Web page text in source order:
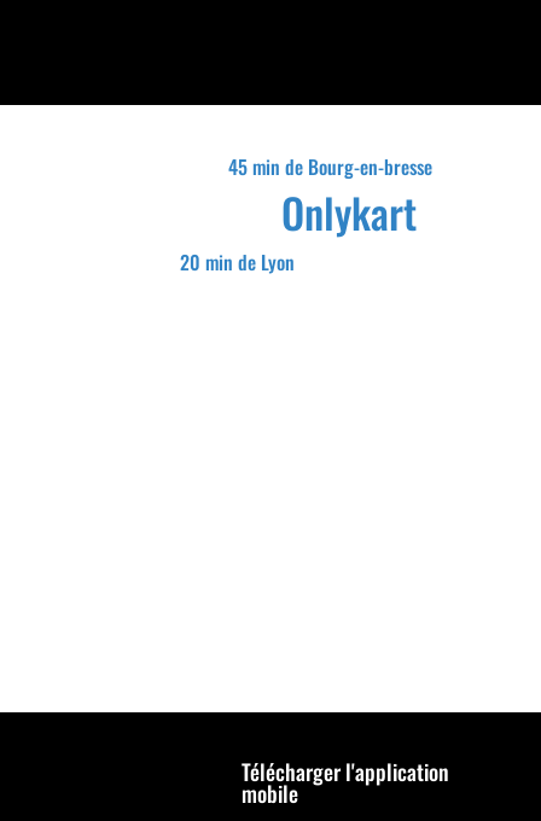
20 min de Lyon
Onlykart
45 min de Bourg-en-bresse
Télécharger l'application
mobile